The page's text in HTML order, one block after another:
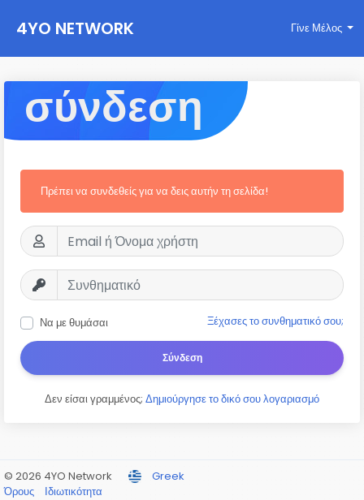
4YO NETWORK Γίνε Μέλος
σύνδεση
Πρέπει να συνδεθείς για να δεις αυτήν τη σελίδα!
Να με θυμάσαι Ξέχασες το συνθηματικό σου;
Σύνδεση
Δεν είσαι γραμμένος; Δημιούργησε το δικό σου λογαριασμό
© 2026 4YO Network
Greek
Όρους
Ιδιωτικότητα